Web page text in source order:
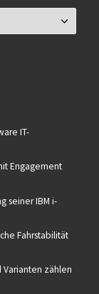
IT-
Engagement
seiner IBM i-
Fahrstabilität
zählen